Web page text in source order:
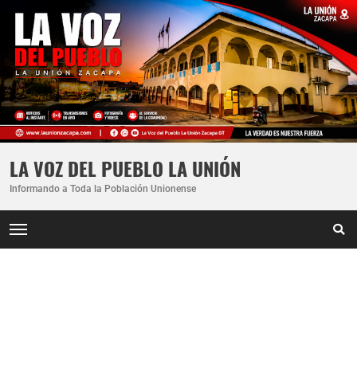
LA VOZ DEL PUEBLO LA UNIÓN
Informando a Toda la Población Unionense